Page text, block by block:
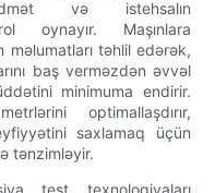
və istehsalın
oynayır. Maşınlara
məlumatları təhlil edərək,
baş verməzdən əvvəl
minimuma endirir.
optimallaşdırır,
saxlamaq üçün
tənzimləyir.